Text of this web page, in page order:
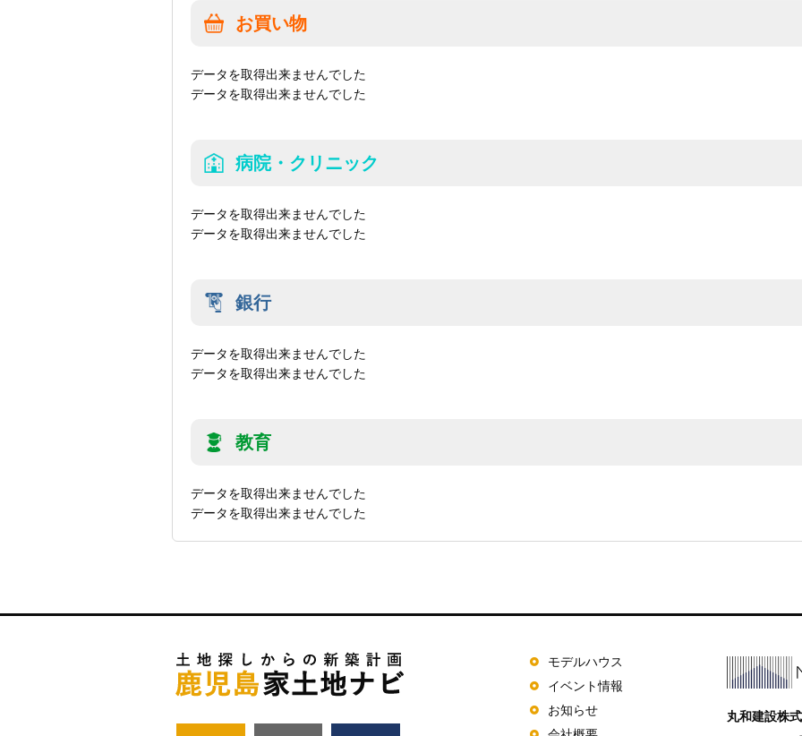
お買い物
データを取得出来ませんでした
データを取得出来ませんでした
病院・クリニック
データを取得出来ませんでした
データを取得出来ませんでした
銀行
データを取得出来ませんでした
データを取得出来ませんでした
教育
データを取得出来ませんでした
データを取得出来ませんでした
モデルハウス
イベント情報
お知らせ
丸和建設株